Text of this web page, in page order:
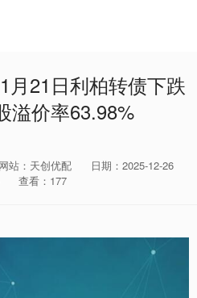
月21日利柏转债下跌
溢价率63.98%
网站：天创优配
日期：2025-12-26
查看：177